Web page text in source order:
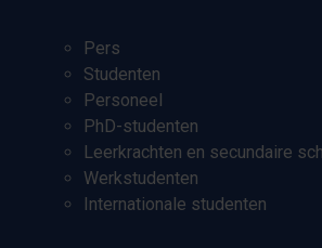
Pers
Studenten
Personeel
PhD-studenten
Leerkrachten en secundaire
Werkstudenten
Internationale studenten